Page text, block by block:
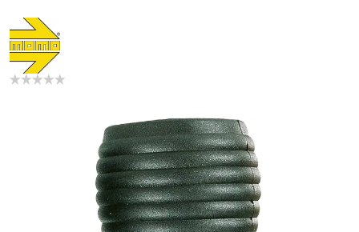
Bildergalerie überspringen